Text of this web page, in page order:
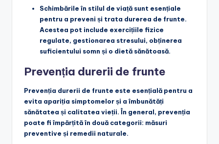
Schimbările în stilul de viață sunt esențiale
pentru a preveni și trata durerea de frunte.
Acestea pot include exercițiile fizice
regulate, gestionarea stresului, obținerea
suficientului somn și o dietă sănătoasă.
Prevenția durerii de frunte
Prevenția durerii de frunte este esențială pentru a
evita apariția simptomelor și a îmbunătăți
sănătatea și calitatea vieții. În general, prevenția
poate fi împărțită în două categorii: măsuri
preventive și remedii naturale.